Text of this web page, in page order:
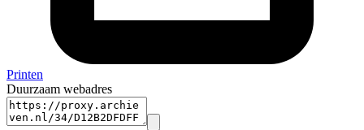
Printen
Duurzaam webadres